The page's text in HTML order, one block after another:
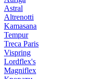
Astral
Altrenotti
Kamasana
Tempur
Treca Paris
Vispring
Lordflex's
Magniflex